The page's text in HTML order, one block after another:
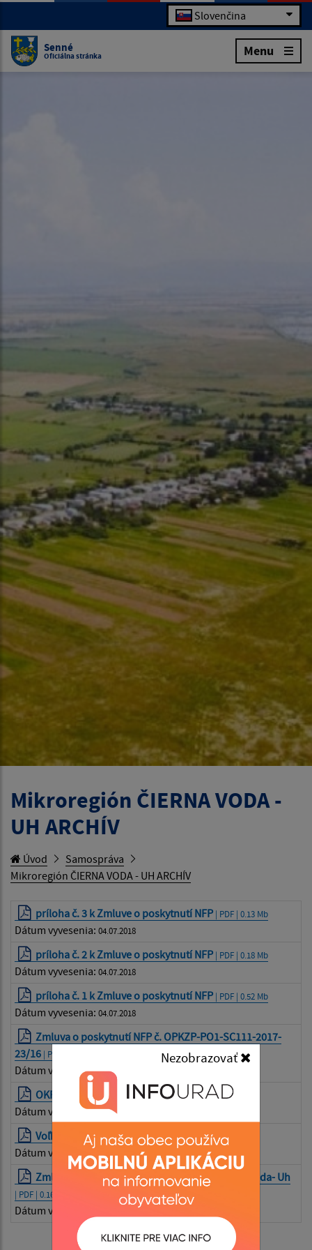
Nezobrazovať
Slovenčina
Senné
Oficiálna stránka Menu
Mikroregión ČIERNA VODA -
UH ARCHÍV
Úvod
Samospráva
Mikroregión ČIERNA VODA - UH ARCHÍV
príloha č. 3 k Zmluve o poskytnutí NFP | PDF | 0.13 Mb
Dátum vyvesenia: 04.07.2018
príloha č. 2 k Zmluve o poskytnutí NFP | PDF | 0.18 Mb
Dátum vyvesenia: 04.07.2018
príloha č. 1 k Zmluve o poskytnutí NFP | PDF | 0.52 Mb
Dátum vyvesenia: 04.07.2018
Zmluva o poskytnutí NFP č. OPKZP-PO1-SC111-2017-
23/16 | PDF | 0.19 Mb
Dátum vyvesenia:04.07.2018
OKPŽP Čierna Voda - Uh | PDF | 0.11 Mb
Dátum vyvesenia:08.02.2019
Voľba hlavného kontrolóra| PDF | 0.08 Mb
Dátum vyvesenia: 19.04.2021
Zmluva o bežnom účte Združenie obcí Čierna voda- Uh
| PDF | 0.16 Mb
Dátum vyvesenia: